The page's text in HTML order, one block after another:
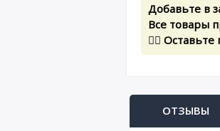
Добавьте в
Все товары
✍🏻
ОТЗЫВЫ